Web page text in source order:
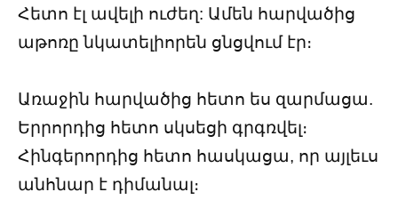
Հետո էլ ավելի ուժեղ: Ամեն հարվածից
աթոռը նկատելիորեն ցնցվում էր։
Առաջին հարվածից հետո ես զարմացա.
Երրորդից հետո սկսեցի գրգռվել։
Հինգերորդից հետո հասկացա, որ այլեւս
անհնար է դիմանալ։